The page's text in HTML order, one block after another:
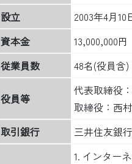
設立
2003年4月10
資本金
13,000,000円
従業員数
48名(役員含)
役員等
代表取締役
取締役：西
取引銀行
三井住友銀行
1. インター